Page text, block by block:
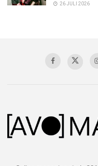
26 JULI 2026